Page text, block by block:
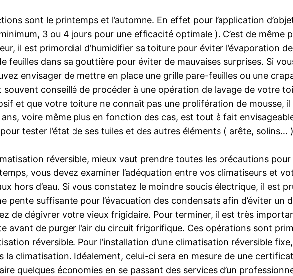
sont le printemps et l’automne. En effet pour l’application
3 ou 4 jours pour une efficacité optimale ). C’est de même
il est primordial d’humidifier sa toiture pour éviter l’évaporation
feuilles dans sa gouttière pour éviter de mauvaises surprises. Si
envisager de mettre en place une grille pare-feuilles ou une
conseillé de procéder à une opération de lavage de votre
et que votre toiture ne connaît pas une prolifération de mousse, il
voire même plus en fonction des cas, est tout à fait
tester l’état de ses tuiles et des autres éléments ( arête, solins…
réversible, mieux vaut prendre toutes les précautions
vous devez examiner l’adéquation entre vos climatiseurs et
hors d’eau. Si vous constatez le moindre soucis électrique, il est
pente suffisante pour l’évacuation des condensats afin d’éviter un
de dégivrer votre vieux frigidaire. Pour terminer, il est très
avant de purger l’air du circuit frigorifique. Ces opérations sont
réversible. Pour l’installation d’une climatisation réversible
climatisation. Idéalement, celui-ci sera en mesure de une
quelques économies en se passant des services d’un